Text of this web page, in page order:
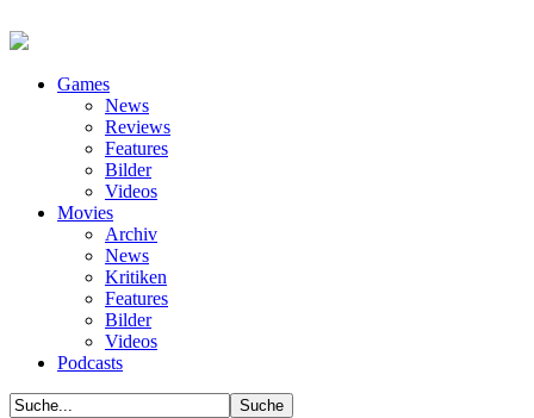
Games
News
Reviews
Features
Bilder
Videos
Movies
Archiv
News
Kritiken
Features
Bilder
Videos
Podcasts